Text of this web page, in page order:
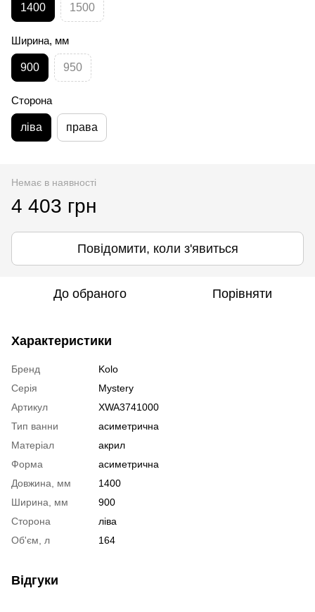
1400 1500
Ширина, мм
900 950
Сторона
ліва права
Немає в наявності
4 403 грн
Повідомити, коли з'явиться
До обраного Порівняти
Характеристики
Бренд
Kolo
Серія
Mystery
Артикул
XWA3741000
Тип ванни
аcиметрична
Матеріал
акрил
Форма
асиметрична
Довжина, мм
1400
Ширина, мм
900
Сторона
ліва
Об'єм, л
164
Відгуки